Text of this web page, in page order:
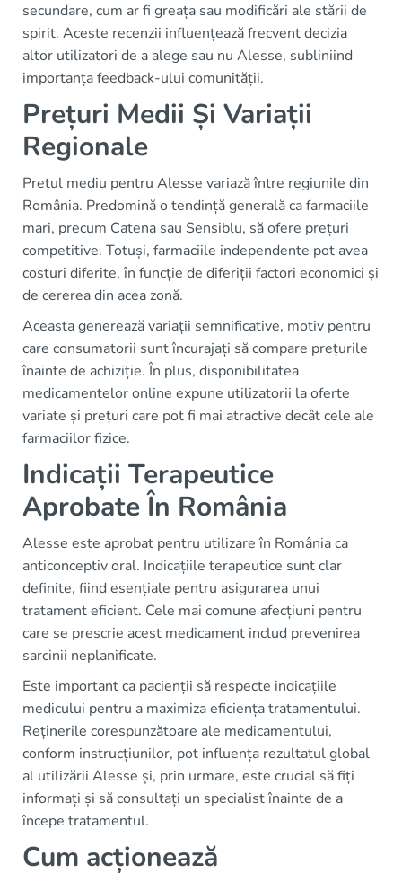
secundare, cum ar fi greața sau modificări ale stării de
spirit. Aceste recenzii influențează frecvent decizia
altor utilizatori de a alege sau nu Alesse, subliniind
importanța feedback-ului comunității.
Prețuri Medii Și Variații
Regionale
Prețul mediu pentru Alesse variază între regiunile din
România. Predomină o tendință generală ca farmaciile
mari, precum Catena sau Sensiblu, să ofere prețuri
competitive. Totuși, farmaciile independente pot avea
costuri diferite, în funcție de diferiții factori economici și
de cererea din acea zonă.
Aceasta generează variații semnificative, motiv pentru
care consumatorii sunt încurajați să compare prețurile
înainte de achiziție. În plus, disponibilitatea
medicamentelor online expune utilizatorii la oferte
variate și prețuri care pot fi mai atractive decât cele ale
farmaciilor fizice.
Indicații Terapeutice
Aprobate În România
Alesse este aprobat pentru utilizare în România ca
anticonceptiv oral. Indicațiile terapeutice sunt clar
definite, fiind esențiale pentru asigurarea unui
tratament eficient. Cele mai comune afecțiuni pentru
care se prescrie acest medicament includ prevenirea
sarcinii neplanificate.
Este important ca pacienții să respecte indicațiile
medicului pentru a maximiza eficiența tratamentului.
Reținerile corespunzătoare ale medicamentului,
conform instrucțiunilor, pot influența rezultatul global
al utilizării Alesse și, prin urmare, este crucial să fiți
informați și să consultați un specialist înainte de a
începe tratamentul.
Cum acționează